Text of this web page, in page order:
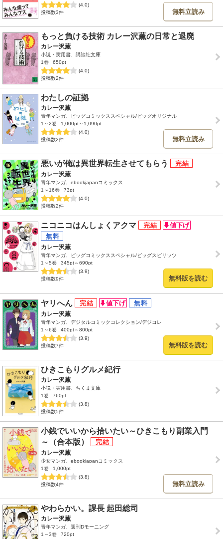
(4.0)
投稿数3件
無料立読み
もっと負ける技術 カレー沢薫の日常と退廃
カレー沢薫
小説・実用書、講談社文庫
1巻
650pt
(4.0)
投稿数2件
わたしの証拠
カレー沢薫
青年マンガ、ビッグコミックススペシャル/ビッグオリジナル
1～2巻
1,000pt～1,090pt
(4.0)
投稿数2件
無料立読み
悪いが俺は異世界転生させてもらう
カレー沢薫
青年マンガ、ebookjapanコミックス
1～16巻
73pt
(4.0)
投稿数2件
ニコニコはんしょくアクマ
カレー沢薫
青年マンガ、ビッグコミックススペシャル/ビッグスピリッツ
1～5巻
345pt～690pt
(3.9)
投稿数9件
無料版を読む
ヤリへん
カレー沢薫
青年マンガ、デジタルコミックコレクション/デジコレ
1～6巻
400pt～800pt
(3.9)
投稿数7件
無料版を読む
ひきこもりグルメ紀行
カレー沢薫
小説・実用書、ちくま文庫
1巻
760pt
(3.8)
投稿数5件
小銭でいいから拾いたい～ひきこもり副業入門
～（合本版）
カレー沢薫
少女マンガ、ebookjapanコミックス
1巻
1,000pt
(3.8)
投稿数4件
無料立読み
やわらかい。課長 起田総司
カレー沢薫
青年マンガ、週刊Dモーニング
1～3巻
720pt